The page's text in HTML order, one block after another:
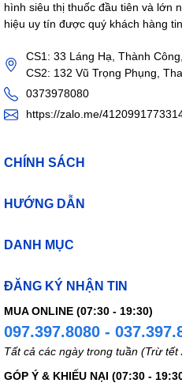
hình siêu thị thuốc đầu tiên và lớn
hiệu uy tín được quý khách hàng
CS1: 33 Láng Hạ, Thành
CS2: 132 Vũ Trọng Phụng,
0373978080
https://zalo.me/
CHÍNH SÁCH
HƯỚNG DẪN
DANH MỤC
ĐĂNG KÝ NHẬN TIN
MUA ONLINE (07:30 - 19:30)
097.397.8080 -
Tất cả các ngày trong tuần (Trừ tết
GÓP Ý & KHIẾU NẠI (07:30 -